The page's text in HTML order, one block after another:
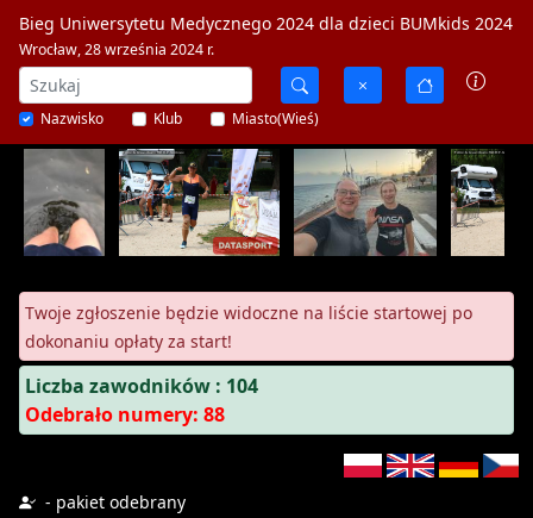
Bieg Uniwersytetu Medycznego 2024 dla dzieci BUMkids 2024
Wrocław, 28 września 2024 r.
Nazwisko Klub Miasto(Wieś)
Twoje zgłoszenie będzie widoczne na liście startowej po
dokonaniu opłaty za start!
Liczba zawodników : 104
Odebrało numery: 88
- pakiet odebrany